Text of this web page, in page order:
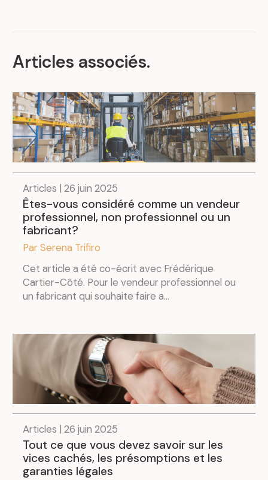
Articles associés.
Articles | 26 juin 2025
Êtes-vous considéré comme un vendeur
professionnel, non professionnel ou un
fabricant?
Par Serena Trifiro
Cet article a été co-écrit avec Frédérique
Cartier-Côté. Pour le vendeur professionnel ou
un fabricant qui souhaite faire a...
Articles | 26 juin 2025
Tout ce que vous devez savoir sur les
vices cachés, les présomptions et les
garanties légales